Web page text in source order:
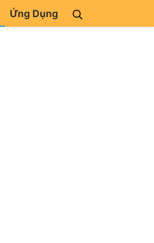
Ứng Dụng